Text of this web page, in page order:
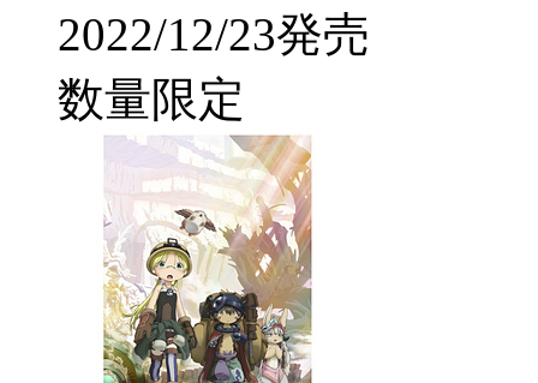
2022/12/23発売
数量限定